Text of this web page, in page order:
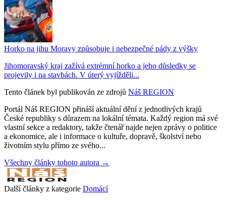
Horko na jihu Moravy způsobuje i nebezpečné pády z výšky
Jihomoravský kraj zažívá extrémní horko a jeho důsledky se
projevily i na stavbách. V úterý vyjížděli...
Tento článek byl publikován ze zdrojů Náš REGION
Portál Náš REGION přináší aktuální dění z jednotlivých krajů
České republiky s důrazem na lokální témata. Každý region má své
vlastní sekce a redaktory, takže čtenář najde nejen zprávy o politice
a ekonomice, ale i informace o kultuře, dopravě, školství nebo
životním stylu přímo ze svého...
Všechny články tohoto autora →
Další články z kategorie Domácí